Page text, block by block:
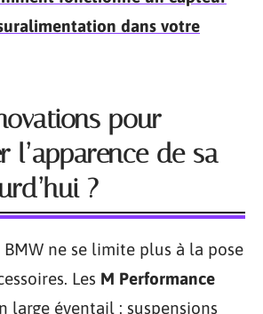
dans votre
pour
l’apparence de sa
?
ne se limite plus à la pose
Les M Performance
large éventail : suspensions